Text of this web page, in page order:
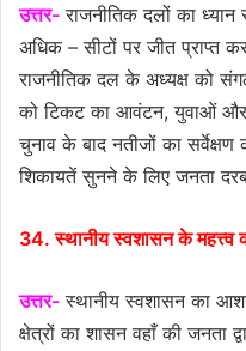
उत्तर- राजनीतिक दलों का
अधिक – सीटों पर जीत प्राप्त
राजनीतिक दल के अध्यक्ष को
को टिकट का आवंटन, युवाओं और
चुनाव के बाद नतीजों का
शिकायतें सुनने के लिए जनता
34. स्थानीय स्वशासन के
उत्तर- स्थानीय स्वशासन का
क्षेत्रों का शासन वहाँ की जनता